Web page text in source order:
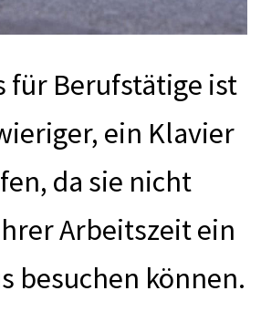
für Berufstätige ist
ein Klavier
da sie nicht
Arbeitszeit ein
besuchen können.